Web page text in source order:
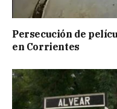
Persecución de
en Corrientes